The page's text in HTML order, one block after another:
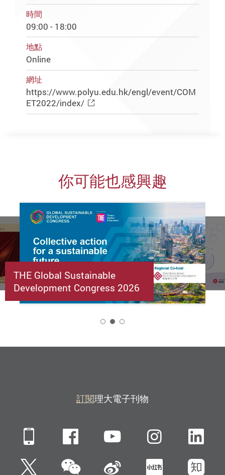
時間
09:00 - 18:00
地點
Online
網址
https://www.polyu.edu.hk/engl/event/COM
ET2022/index/
你可能也感興趣
THE Global Sustainable
Development Congress 2026
訂閱理大電子刊物
Mobile FacebookYouTube
Twitter微信 新浪微博小紅書知